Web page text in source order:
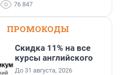
76 847
ПРОМОКОДЫ
Скидка 11% на все
курсы английского
До 31 августа, 2026